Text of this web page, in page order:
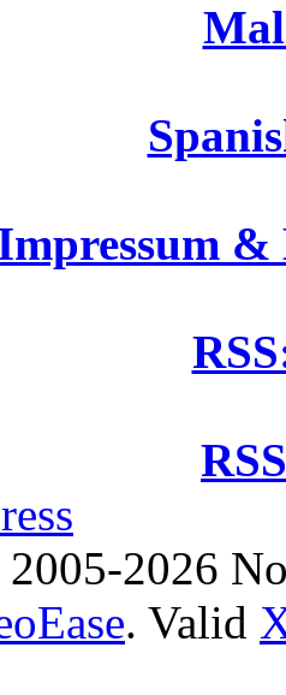
2026
. Valid